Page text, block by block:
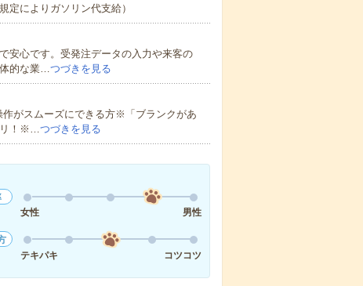
定によりガソリン代支給）
安心です。受発注データの入力や来客の
的な業… つづきを見る
作がスムーズにできる方※「ブランクがあ
！※… つづきを見る
女性
男性
テキパキ
コツコツ